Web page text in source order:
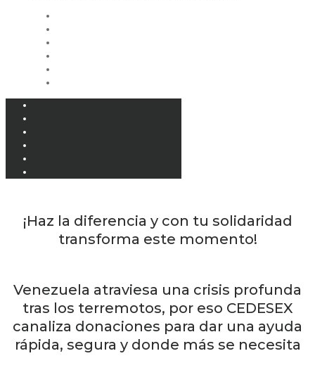
¡Haz la diferencia y con tu solidaridad
transforma este momento!
Venezuela atraviesa una crisis profunda
tras los terremotos, por eso CEDESEX
canaliza donaciones para dar una ayuda
rápida, segura y donde más se necesita